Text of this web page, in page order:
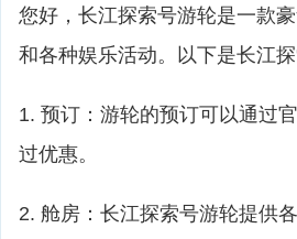
您好，长江探索号游轮是一款
和各种娱乐活动。以下是长江
1. 预订：游轮的预订可以通过
过优惠。
2. 舱房：长江探索号游轮提供